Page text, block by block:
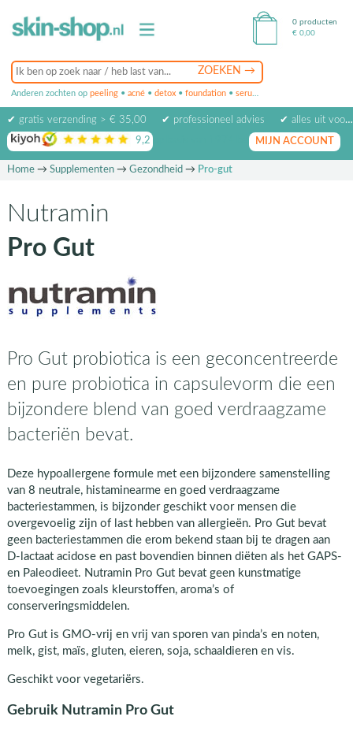
Anderen zochten op peeling • acné • detox • foundation • serum
0 producten
€ 0,00
✔ gratis verzending > € 35,00 ✔ professioneel advies
✔ alles uit voorraad leverbaar
9,2 op basis van beoordelingen
MIJN ACCOUNT
Home→ Supplementen→ Gezondheid → Pro-gut
Nutramin
Pro Gut
Pro Gut probiotica is een geconcentreerde
en pure probiotica in capsulevorm die een
bijzondere blend van goed verdraagzame
bacteriën bevat.
Deze hypoallergene formule met een bijzondere samenstelling
van 8 neutrale, histaminearme en goed verdraagzame
bacteriestammen, is bijzonder geschikt voor mensen die
overgevoelig zijn of last hebben van allergieën. Pro Gut bevat
geen bacteriestammen die erom bekend staan bij te dragen aan
D-lactaat acidose en past bovendien binnen diëten als het GAPS-
en Paleodieet. Nutramin Pro Gut bevat geen kunstmatige
toevoegingen zoals kleurstoffen, aroma’s of
conserveringsmiddelen.
Pro Gut is GMO-vrij en vrij van sporen van pinda’s en noten,
melk, gist, maïs, gluten, eieren, soja, schaaldieren en vis.
Geschikt voor vegetariërs.
Gebruik Nutramin Pro Gut